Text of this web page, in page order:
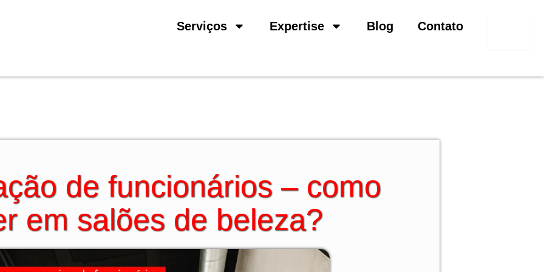
Serviços Expertise Blog Contato
de funcionários – como
em salões de beleza?